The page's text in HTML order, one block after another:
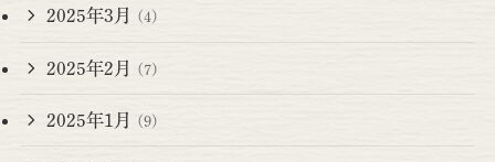
2025年3月 (4)
2025年2月 (7)
2025年1月 (9)